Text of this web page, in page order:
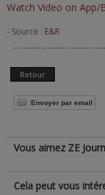
Watch Video on App/
- Source : E&R
Retour
Envoyer par email
Vous aimez ZE
Cela peut vous